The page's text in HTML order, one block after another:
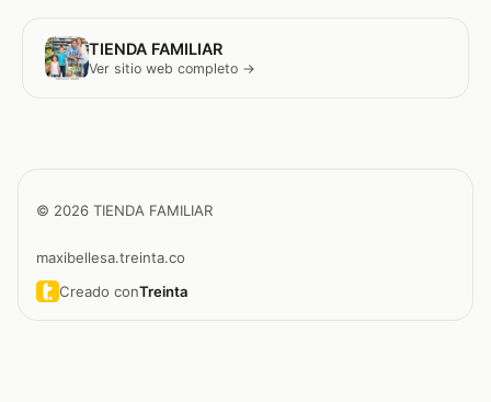
TIENDA FAMILIAR
Ver sitio web completo →
© 2026 TIENDA FAMILIAR
maxibellesa.treinta.co
Creado conTreinta